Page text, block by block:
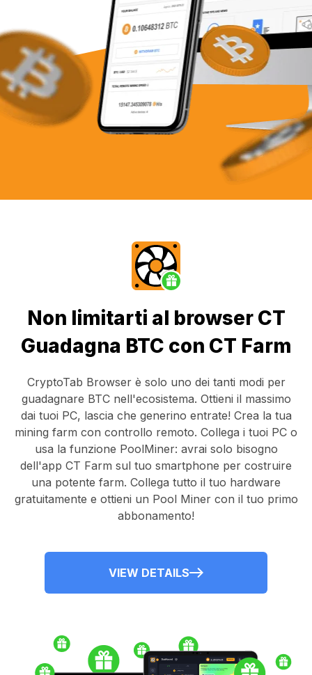
Non limitarti al browser CT
Guadagna BTC con CT Farm
CryptoTab Browserè solo uno dei tanti modi per
guadagnare BTC nell'ecosistema. Ottieni il massimo
dai tuoi PC, lascia che generino entrate! Crea la tua
mining farm con controllo remoto. Collega i tuoi PC o
usa la funzione PoolMiner: avrai solo bisogno
dell'app CT Farm sul tuo smartphone per costruire
una potente farm. Collega tutto il tuo hardware
gratuitamente e ottieni un Pool Minercon il tuo primo
abbonamento!
VIEW DETAILS